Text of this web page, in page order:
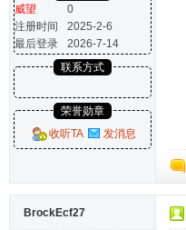
威望
0
注册时间
2025-2-6
最后登录
2026-7-14
联系方式
荣誉勋章
收听TA
发消息
BrockEcf27